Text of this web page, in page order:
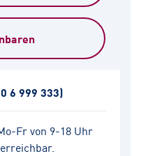
Fr von 9-18 Uhr
6 999 333)